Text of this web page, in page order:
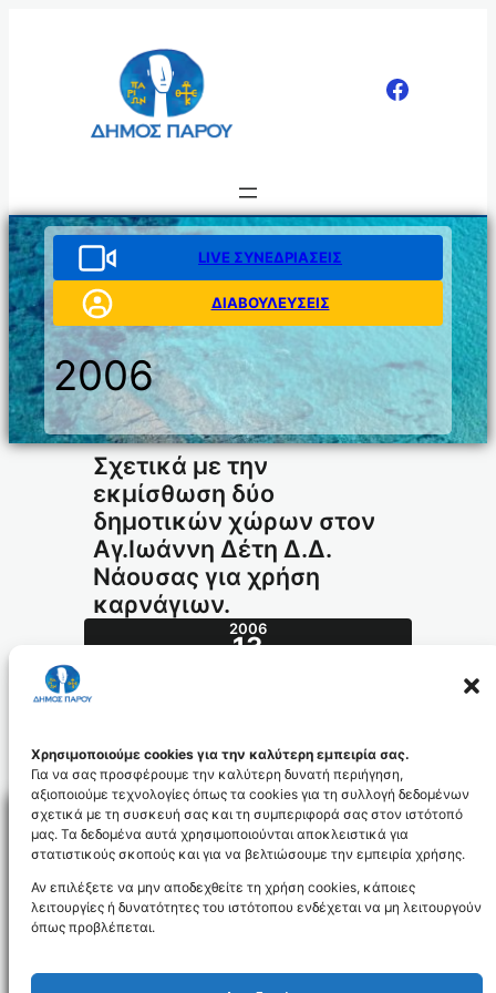
Χρησιμοποιούμε cookies για την καλύτερη εμπειρία σας.
Για να σας προσφέρουμε την καλύτερη δυνατή περιήγηση,
αξιοποιούμε τεχνολογίες όπως τα cookies για τη συλλογή δεδομένων
σχετικά με τη συσκευή σας και τη συμπεριφορά σας στον ιστότοπό
μας. Τα δεδομένα αυτά χρησιμοποιούνται αποκλειστικά για
στατιστικούς σκοπούς και για να βελτιώσουμε την εμπειρία χρήσης.
Αν επιλέξετε να μην αποδεχθείτε τη χρήση cookies, κάποιες
λειτουργίες ή δυνατότητες του ιστότοπου ενδέχεται να μη λειτουργούν
όπως προβλέπεται.
LIVE ΣΥΝΕΔΡΙΑΣΕΙΣ
ΔΙΑΒΟΥΛΕΥΣΕΙΣ
2006
Σχετικά με την
εκμίσθωση δύο
δημοτικών χώρων στον
Αγ.Ιωάννη Δέτη Δ.Δ.
Νάουσας για χρήση
καρνάγιων.
2006
13
051_id998
NEWSLETTER